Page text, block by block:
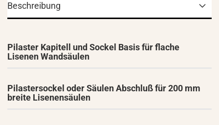
Beschreibung
Pilaster Kapitell und Sockel Basis für flache
Lisenen Wandsäulen
Pilastersockel oder Säulen Abschluß für 200 mm
breite Lisenensäulen